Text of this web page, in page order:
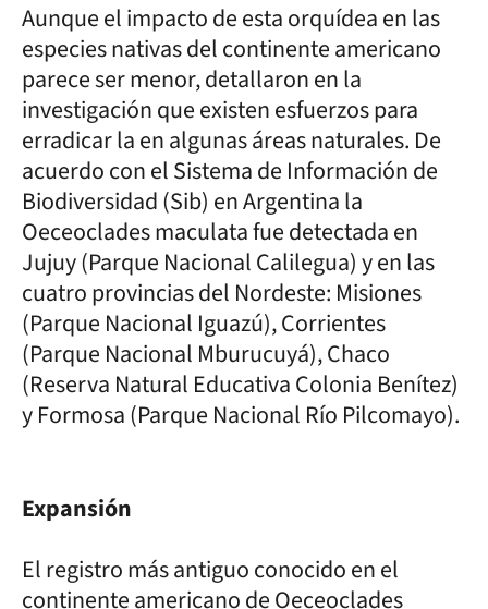
Aunque el impacto de esta orquídea en las
especies nativas del continente americano
parece ser menor, detallaron en la
investigación que existen esfuerzos para
erradicar la en algunas áreas naturales. De
acuerdo con el Sistema de Información de
Biodiversidad (Sib) en Argentina la
Oeceoclades maculata fue detectada en
Jujuy (Parque Nacional Calilegua) y en las
cuatro provincias del Nordeste: Misiones
(Parque Nacional Iguazú), Corrientes
(Parque Nacional Mburucuyá), Chaco
(Reserva Natural Educativa Colonia Benítez)
y Formosa (Parque Nacional Río Pilcomayo).
Expansión
El registro más antiguo conocido en el
continente americano de Oeceoclades